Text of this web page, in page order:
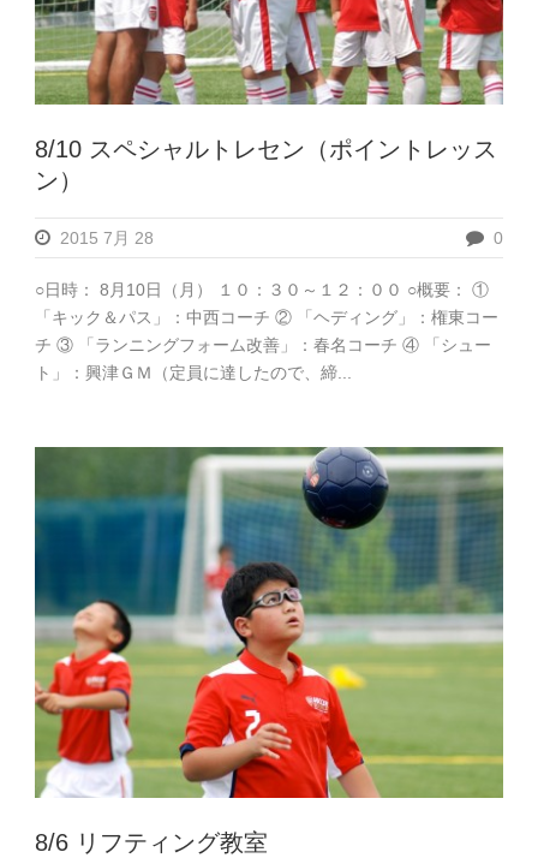
8/10 スペシャルトレセン（ポイントレッス
ン）
2015 7月 28 0
○日時： 8月10日（月） １０：３０～１２：００ ○概要： ①
「キック＆パス」：中西コーチ ② 「ヘディング」：権東コー
チ ③ 「ランニングフォーム改善」：春名コーチ ④ 「シュー
ト」：興津ＧＭ（定員に達したので、締...
8/6 リフティング教室